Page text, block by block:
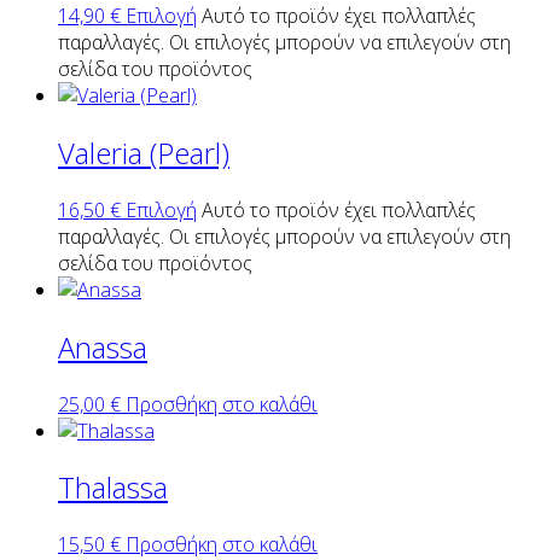
14,90 € Επιλογή Αυτό το προϊόν έχει πολλαπλές
παραλλαγές. Οι επιλογές μπορούν να επιλεγούν στη
σελίδα του προϊόντος
Valeria (Pearl)
16,50 € Επιλογή Αυτό το προϊόν έχει πολλαπλές
παραλλαγές. Οι επιλογές μπορούν να επιλεγούν στη
σελίδα του προϊόντος
Anassa
25,00 € Προσθήκη στο καλάθι
Thalassa
15,50 € Προσθήκη στο καλάθι